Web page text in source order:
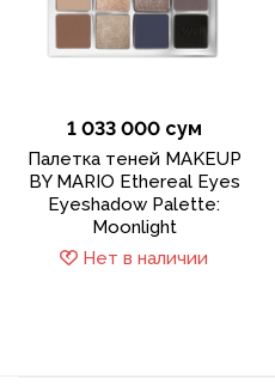
1 033 000 сум
Палетка теней MAKEUP
BY MARIO Ethereal Eyes
Eyeshadow Palette:
Moonlight
Нет в наличии